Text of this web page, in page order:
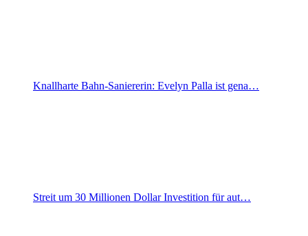
Knallharte Bahn-Saniererin: Evelyn Palla ist gena…
Streit um 30 Millionen Dollar Investition für aut…